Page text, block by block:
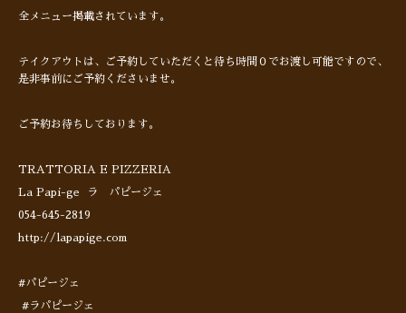
全メニュー掲載されています。
テイクアウトは、ご予約していただくと待ち時間０でお渡し可能ですので、
是非事前にご予約くださいませ。
ご予約お待ちしております。
TRATTORIA E PIZZERIA
La Papi-ge ラ パピージェ
054-645-2819
http://lapapige.com
#パピージェ
#ラパピージェ